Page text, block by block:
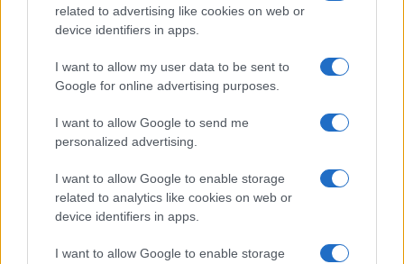
related to advertising like cookies on web or
device identifiers in apps.
I want to allow my user data to be sent to
Google for online advertising purposes.
I want to allow Google to send me
personalized advertising.
I want to allow Google to enable storage
related to analytics like cookies on web or
device identifiers in apps.
I want to allow Google to enable storage
Modernización del Aeropuerto Internacional Modibo
Keita en Bamako: Nuevos Mostradores de
Facturación
EUROPA